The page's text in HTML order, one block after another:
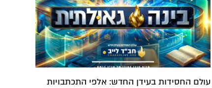
עולם החסידות בעידן החדש: אלפי התכתבויות